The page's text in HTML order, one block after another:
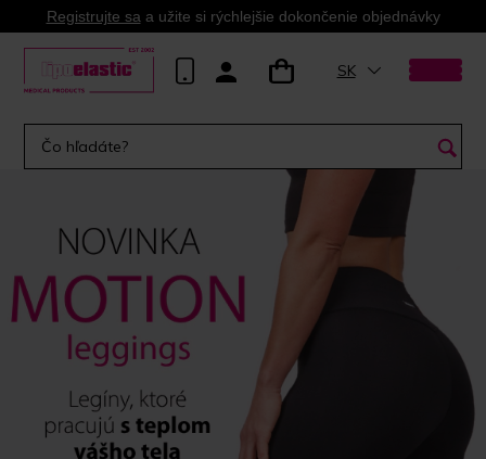
Registrujte sa a užite si rýchlejšie dokončenie objednávky
SK